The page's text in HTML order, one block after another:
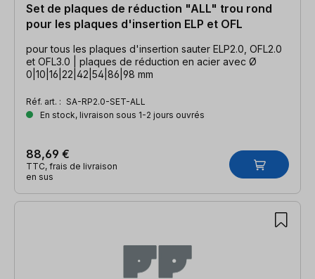
Set de plaques de réduction "ALL" trou rond
pour les plaques d'insertion ELP et OFL
pour tous les plaques d'insertion sauter ELP2.0, OFL2.0
et OFL3.0 | plaques de réduction en acier avec Ø
0|10|16|22|42|54|86|98 mm
Réf. art. : SA-RP2.0-SET-ALL
En stock, livraison sous 1-2 jours ouvrés
88,69 €
TTC, frais de livraison
en sus